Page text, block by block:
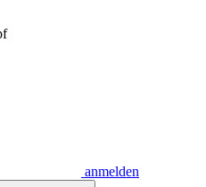
anmelden